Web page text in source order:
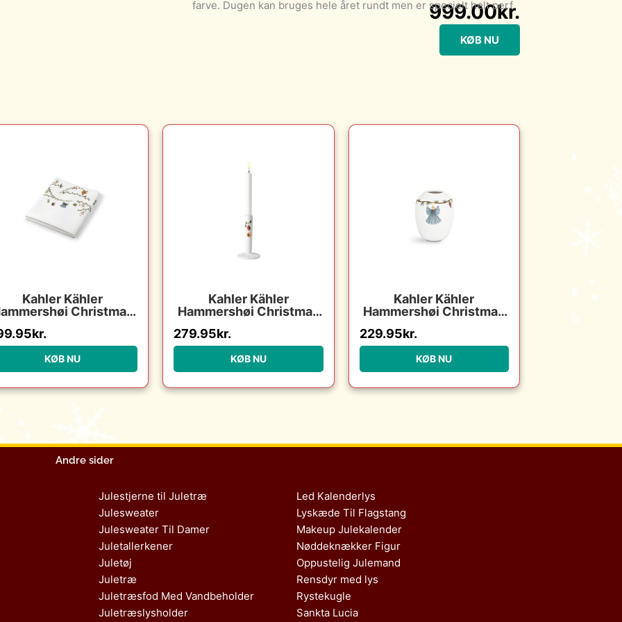
999.00kr.
KØB NU
farve. Dugen kan bruges hele året rundt men er specielt helt perf
Kahler Kähler
Christmas
Christensen Møbler :
Erling Christensen
Møbler
kr.
KØB NU
Kahler Kähler
Hammershøi Christmas
Erling Christensen
Møbler : Erling
Christensen Møbler
279.95kr.
KØB NU
Kahler Kähler
Hammershøi Christmas
Christensen Møbler :
Erling Christensen
Møbler
229.95kr.
KØB NU
Andre sider
Julestjerne til Juletræ
Julesweater
Julesweater Til Damer
Juletallerkener
Juletøj
Juletræ
Juletræsfod Med Vandbeholder
Juletræslysholder
Led Kalenderlys
Lyskæde Til Flagstang
Makeup Julekalender
Nøddeknækker Figur
Oppustelig Julemand
Rensdyr med lys
Rystekugle
Sankta Lucia